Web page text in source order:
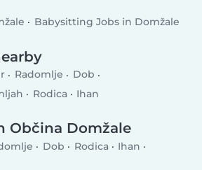
Babysitting Jobs in Domžale
Radomlje
Dob
Rodica Ihan
Občina Domžale
Dob Rodica
Ihan